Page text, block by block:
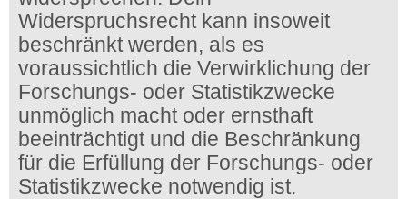
Widerspruchsrecht kann insoweit
beschränkt werden, als es
voraussichtlich die Verwirklichung der
Forschungs- oder Statistikzwecke
unmöglich macht oder ernsthaft
beeinträchtigt und die Beschränkung
für die Erfüllung der Forschungs- oder
Statistikzwecke notwendig ist.